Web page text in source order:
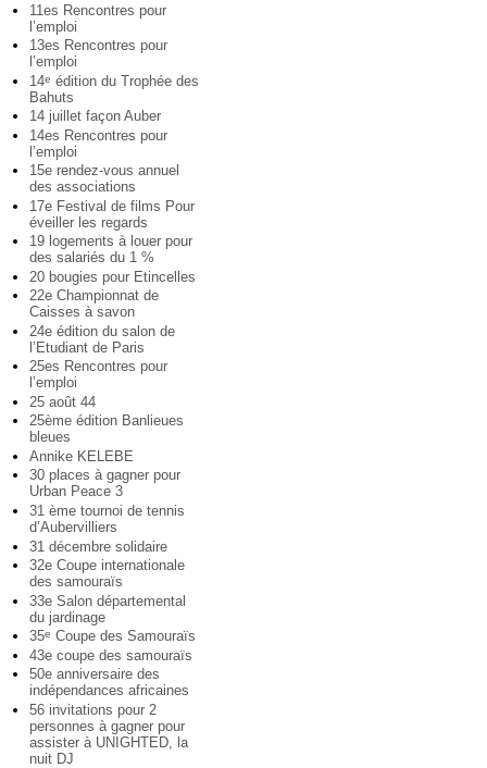
11es Rencontres pour
l’emploi
13es Rencontres pour
l’emploi
14e édition du Trophée des
Bahuts
14 juillet façon Auber
14es Rencontres pour
l’emploi
15e rendez-vous annuel
des associations
17e Festival de films Pour
éveiller les regards
19 logements à louer pour
des salariés du 1 %
20 bougies pour Etincelles
22e Championnat de
Caisses à savon
24e édition du salon de
l’Etudiant de Paris
25es Rencontres pour
l’emploi
25 août 44
25ème édition Banlieues
bleues
Annike KELEBE
30 places à gagner pour
Urban Peace 3
31 ème tournoi de tennis
d’Aubervilliers
31 décembre solidaire
32e Coupe internationale
des samouraïs
33e Salon départemental
du jardinage
35e Coupe des Samouraïs
43e coupe des samouraïs
50e anniversaire des
indépendances africaines
56 invitations pour 2
personnes à gagner pour
assister à UNIGHTED, la
nuit DJ